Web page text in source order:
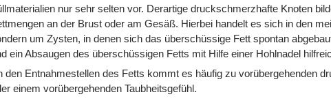
nur sehr selten vor. Derartige druckschmerzhafte Knoten
an der Brust oder am Gesäß. Hierbei handelt es sich in den
um Zysten, in denen sich das überschüssige Fett spontan
ein Absaugen des überschüssigen Fetts mit Hilfe einer Hohlnadel
den Entnahmestellen des Fetts kommt es häufig zu vorübergehenden
einem vorübergehenden Taubheitsgefühl.